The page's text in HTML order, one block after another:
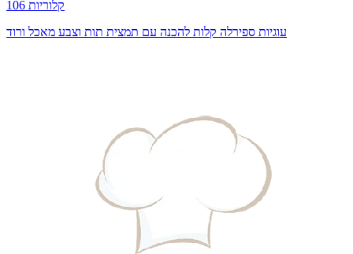
106 קלוריות
עוגיות ספירלה קלות להכנה עם תמצית תות וצבע מאכל ורוד